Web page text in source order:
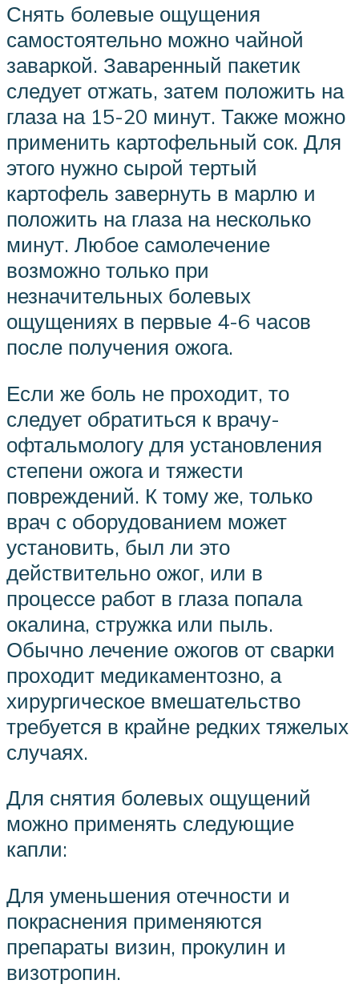
Снять болевые ощущения
самостоятельно можно чайной
заваркой. Заваренный пакетик
следует отжать, затем положить на
глаза на 15-20 минут. Также можно
применить картофельный сок. Для
этого нужно сырой тертый
картофель завернуть в марлю и
положить на глаза на несколько
минут. Любое самолечение
возможно только при
незначительных болевых
ощущениях в первые 4-6 часов
после получения ожога.
Если же боль не проходит, то
следует обратиться к врачу-
офтальмологу для установления
степени ожога и тяжести
повреждений. К тому же, только
врач с оборудованием может
установить, был ли это
действительно ожог, или в
процессе работ в глаза попала
окалина, стружка или пыль.
Обычно лечение ожогов от сварки
проходит медикаментозно, а
хирургическое вмешательство
требуется в крайне редких тяжелых
случаях.
Для снятия болевых ощущений
можно применять следующие
капли:
Для уменьшения отечности и
покраснения применяются
препараты визин, прокулин и
визотропин.